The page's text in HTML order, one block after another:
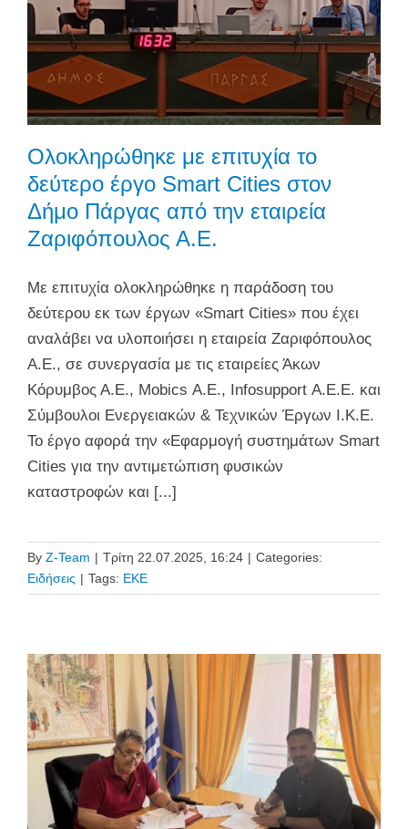
Ολοκληρώθηκε με επιτυχία το
δεύτερο έργο Smart Cities στον
Δήμο Πάργας από την εταιρεία
Ζαριφόπουλος Α.Ε.
Με επιτυχία ολοκληρώθηκε η παράδοση του
δεύτερου εκ των έργων «Smart Cities» που έχει
αναλάβει να υλοποιήσει η εταιρεία Ζαριφόπουλος
Α.Ε., σε συνεργασία με τις εταιρείες Άκων
Κόρυμβος Α.Ε., Mobics Α.Ε., Infosupport Α.Ε.Ε. και
Σύμβουλοι Ενεργειακών & Τεχνικών Έργων Ι.Κ.Ε.
Το έργο αφορά την «Εφαρμογή συστημάτων Smart
Cities για την αντιμετώπιση φυσικών
καταστροφών και [...]
By Z-Team | Τρίτη 22.07.2025, 16:24 | Categories:
Ειδήσεις | Tags: ΕΚΕ